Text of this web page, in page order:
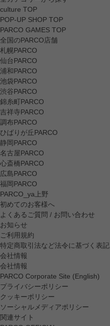
culture TOP
POP-UP SHOP TOP
PARCO GAMES TOP
全国のPARCO店舗
札幌PARCO
仙台PARCO
浦和PARCO
池袋PARCO
渋谷PARCO
錦糸町PARCO
吉祥寺PARCO
調布PARCO
ひばりが丘PARCO
静岡PARCO
名古屋PARCO
心斎橋PARCO
広島PARCO
福岡PARCO
PARCO_ya上野
初めてのお客様へ
よくあるご質問 / お問い合わせ
お知らせ
ご利用規約
特定商取引法など法令に基づく表記
会社情報
会社情報
PARCO Corporate Site (English)
プライバシーポリシー
クッキーポリシー
ソーシャルメディアポリシー
関連サイト